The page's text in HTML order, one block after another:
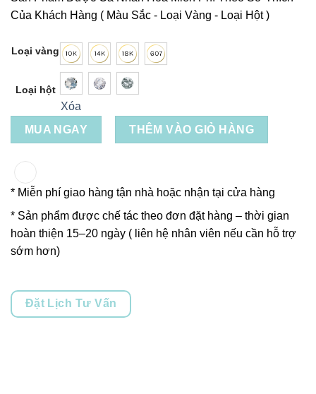
Của Khách Hàng ( Màu Sắc - Loại Vàng - Loại Hột )
Loại vàng
Loại hột
Xóa
MUA NGAY
THÊM VÀO GIỎ HÀNG
* Miễn phí giao hàng tận nhà hoặc nhận tại cửa hàng
* Sản phẩm được chế tác theo đơn đặt hàng – thời gian
hoàn thiện 15–20 ngày ( liên hệ nhân viên nếu cần hỗ trợ
sớm hơn)
Đặt Lịch Tư Vấn